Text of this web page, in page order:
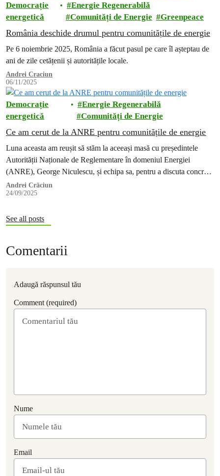
Democrație
energetică
Energie Regenerabilă
Comunități de Energie
Greenpeace
România deschide drumul pentru comunitățile de energie
Pe 6 noiembrie 2025, România a făcut pasul pe care îl așteptau de
ani de zile cetățenii și autoritățile locale.
Andrei Craciun
06/11/2025
Democrație
energetică
Energie Regenerabilă
Comunități de Energie
Ce am cerut de la ANRE pentru comunitățile de energie
Luna aceasta am reușit să stăm la aceeași masă cu președintele
Autorității Naționale de Reglementare în domeniul Energiei
(ANRE), George Niculescu, și echipa sa, pentru a discuta concret
ce trebuie făcut astfel încât românii să se poată organiza în
comunități de energie.
Andrei Crăciun
24/09/2025
See all posts
Comentarii
Adaugă răspunsul tău
Comment (required)
Nume
Email